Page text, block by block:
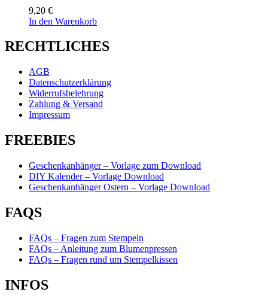
9,20 €
In den Warenkorb
RECHTLICHES
AGB
Datenschutzerklärung
Widerrufsbelehrung
Zahlung & Versand
Impressum
FREEBIES
Geschenkanhänger – Vorlage zum Download
DIY Kalender – Vorlage Download
Geschenkanhänger Ostern – Vorlage Download
FAQS
FAQs – Fragen zum Stempeln
FAQs – Anleitung zum Blumenpressen
FAQs – Fragen rund um Stempelkissen
INFOS